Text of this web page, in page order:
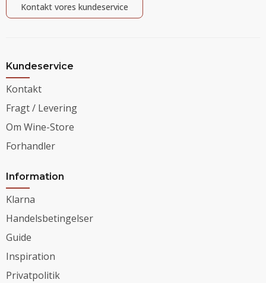
Kontakt vores kundeservice
Kundeservice
Kontakt
Fragt / Levering
Om Wine-Store
Forhandler
Information
Klarna
Handelsbetingelser
Guide
Inspiration
Privatpolitik